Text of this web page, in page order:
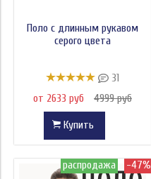
Поло с длинным рукавом
серого цвета
31
от 2633 руб
4999 руб
Купить
распродажа -47%